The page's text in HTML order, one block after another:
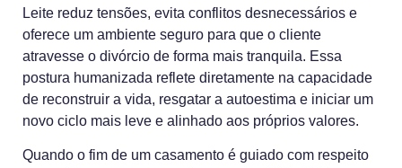
Leite reduz tensões, evita conflitos desnecessários e
oferece um ambiente seguro para que o cliente
atravesse o divórcio de forma mais tranquila. Essa
postura humanizada reflete diretamente na capacidade
de reconstruir a vida, resgatar a autoestima e iniciar um
novo ciclo mais leve e alinhado aos próprios valores.
Quando o fim de um casamento é guiado com respeito